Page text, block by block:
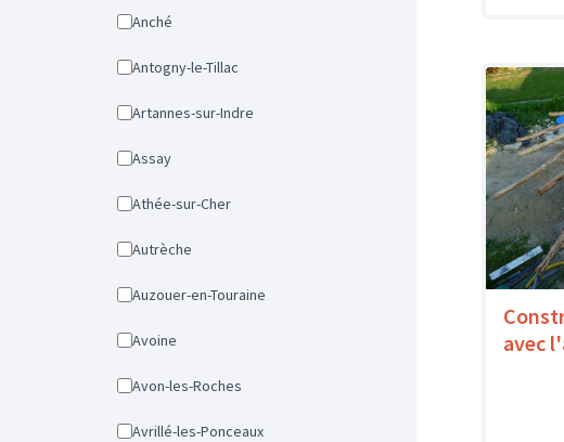
Anché
Antogny-le-Tillac
Artannes-sur-Indre
Assay
Athée-sur-Cher
Autrèche
Auzouer-en-Touraine
Avoine
Avon-les-Roches
Avrillé-les-Ponceaux
avec